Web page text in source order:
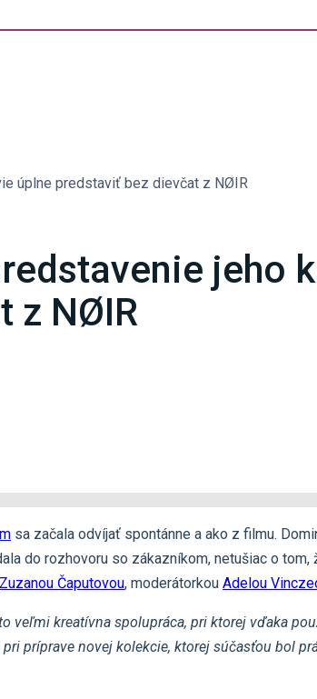
úplne predstaviť bez dievčat z NØIR
jeho
z NØIR
sa začala odvíjať spontánne a ako z filmu.
do rozhovoru so zákazníkom, netušiac o tom,
Zuzanou Čaputovou, moderátorkou Adelou
veľmi kreatívna spolupráca, pri ktorej vďaka
príprave novej kolekcie, ktorej súčasťou bol